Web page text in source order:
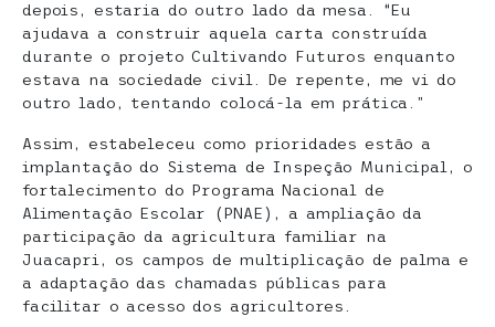
depois, estaria do outro lado da mesa. “Eu
ajudava a construir aquela carta construída
durante o projeto Cultivando Futuros enquanto
estava na sociedade civil. De repente, me vi do
outro lado, tentando colocá-la em prática.”
Assim, estabeleceu como prioridades estão a
implantação do Sistema de Inspeção Municipal, o
fortalecimento do Programa Nacional de
Alimentação Escolar (PNAE), a ampliação da
participação da agricultura familiar na
Juacapri, os campos de multiplicação de palma e
a adaptação das chamadas públicas para
facilitar o acesso dos agricultores.